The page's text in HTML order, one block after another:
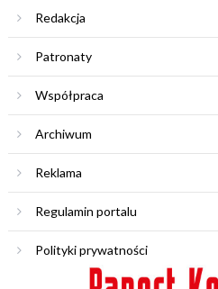
Redakcja
Patronaty
Współpraca
Archiwum
Reklama
Regulamin portalu
Polityki prywatności